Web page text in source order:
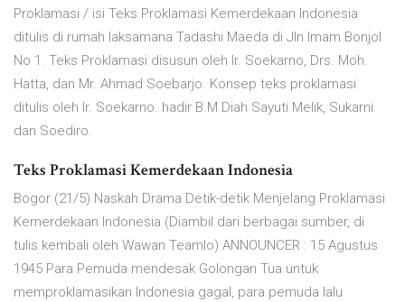
Proklamasi / isi Teks Proklamasi Kemerdekaan Indonesia
ditulis di rumah laksamana Tadashi Maeda di Jln Imam Bonjol
No 1. Teks Proklamasi disusun oleh Ir. Soekarno, Drs. Moh.
Hatta, dan Mr. Ahmad Soebarjo. Konsep teks proklamasi
ditulis oleh Ir. Soekarno. hadir B.M Diah Sayuti Melik, Sukarni
dan Soediro.
Teks Proklamasi Kemerdekaan Indonesia
Bogor (21/5) Naskah Drama Detik-detik Menjelang Proklamasi
Kemerdekaan Indonesia (Diambil dari berbagai sumber, di
tulis kembali oleh Wawan Teamlo) ANNOUNCER : 15 Agustus
1945 Para Pemuda mendesak Golongan Tua untuk
memproklamasikan Indonesia gagal, para pemuda lalu